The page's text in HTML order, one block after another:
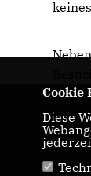
Cookie
Diese